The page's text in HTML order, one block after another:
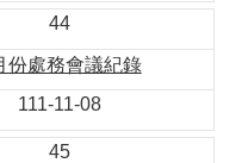
44
份處務會議紀錄
111-11-08
45